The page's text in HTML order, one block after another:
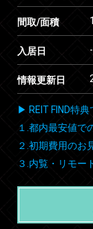
間取/面積
入居日
情報更新日
▶ REIT FIND特
１.都内最安値で
２.初期費用のお
３.内覧・リモー